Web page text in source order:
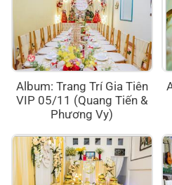
Album: Trang Trí Gia Tiên
VIP 05/11 (Quang Tiến &
Phương Vy)